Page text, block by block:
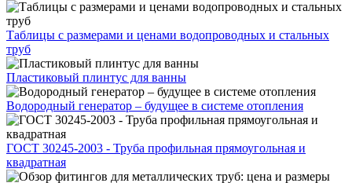
Таблицы с размерами и ценами водопроводных и стальных
труб
Пластиковый плинтус для ванны
Водородный генератор – будущее в системе отопления
ГОСТ 30245-2003 - Труба профильная прямоугольная и
квадратная